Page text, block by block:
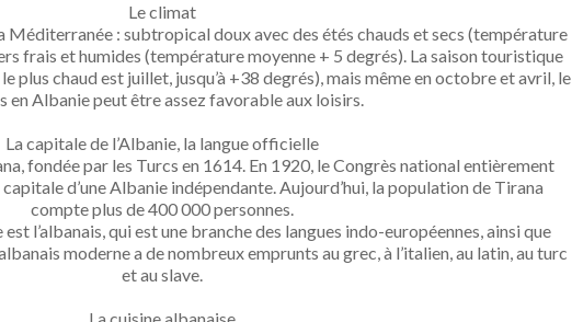
Le climat
Méditerranée : subtropical doux avec des étés chauds et secs (température
frais et humides (température moyenne + 5 degrés). La saison touristique
plus chaud est juillet, jusqu’à +38 degrés), mais même en octobre et avril, le
en Albanie peut être assez favorable aux loisirs.
La capitale de l’Albanie, la langue officielle
fondée par les Turcs en 1614. En 1920, le Congrès national entièrement
d’une Albanie indépendante. Aujourd’hui, la population de Tirana
compte plus de 400 000 personnes.
l’albanais, qui est une branche des langues indo-européennes, ainsi que
moderne a de nombreux emprunts au grec, à l’italien, au latin, au turc
et au slave.